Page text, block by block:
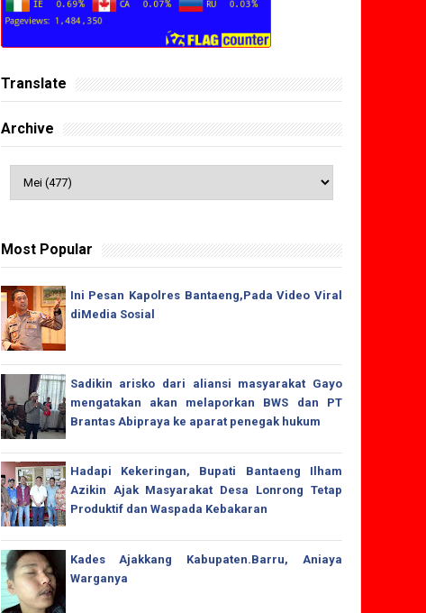
Translate
Archive
Most Popular
Ini Pesan Kapolres Bantaeng,Pada Video Viral
diMedia Sosial
Sadikin arisko dari aliansi masyarakat Gayo
mengatakan akan melaporkan BWS dan PT
Brantas Abipraya ke aparat penegak hukum
Hadapi Kekeringan, Bupati Bantaeng Ilham
Azikin Ajak Masyarakat Desa Lonrong Tetap
Produktif dan Waspada Kebakaran
Kades Ajakkang Kabupaten.Barru, Aniaya
Warganya